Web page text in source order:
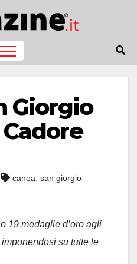
Giorgio
canoa, san giorgio
19 medaglie d’oro agli
imponendosi su tutte le